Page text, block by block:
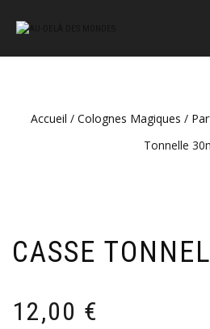
Accueil / Colognes Magiques /
Tonnelle
CASSE
12,00 €